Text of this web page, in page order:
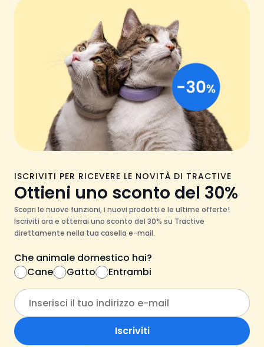
ISCRIVITI PER RICEVERE LE NOVITÀ DI TRACTIVE
Ottieni uno sconto del 30%
Scopri le nuove funzioni, i nuovi prodotti e le ultime offerte!
Iscriviti ora e otterrai uno sconto del 30% su Tractive
direttamente nella tua casella e-mail.
Che animale domestico hai?
Cane
Gatto Entrambi
Iscriviti